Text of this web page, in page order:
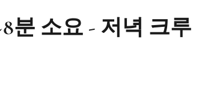
분 소요 - 저녁 크루